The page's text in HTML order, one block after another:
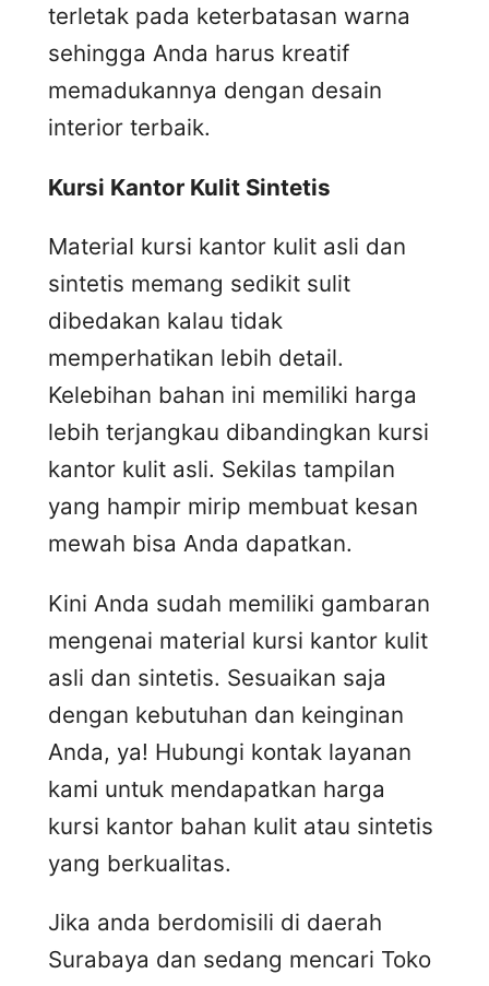
terletak pada keterbatasan warna
sehingga Anda harus kreatif
memadukannya dengan desain
interior terbaik.
Kursi Kantor Kulit Sintetis
Material kursi kantor kulit asli dan
sintetis memang sedikit sulit
dibedakan kalau tidak
memperhatikan lebih detail.
Kelebihan bahan ini memiliki harga
lebih terjangkau dibandingkan kursi
kantor kulit asli. Sekilas tampilan
yang hampir mirip membuat kesan
mewah bisa Anda dapatkan.
Kini Anda sudah memiliki gambaran
mengenai material kursi kantor kulit
asli dan sintetis. Sesuaikan saja
dengan kebutuhan dan keinginan
Anda, ya! Hubungi kontak layanan
kami untuk mendapatkan harga
kursi kantor bahan kulit atau sintetis
yang berkualitas.
Jika anda berdomisili di daerah
Surabaya dan sedang mencari Toko